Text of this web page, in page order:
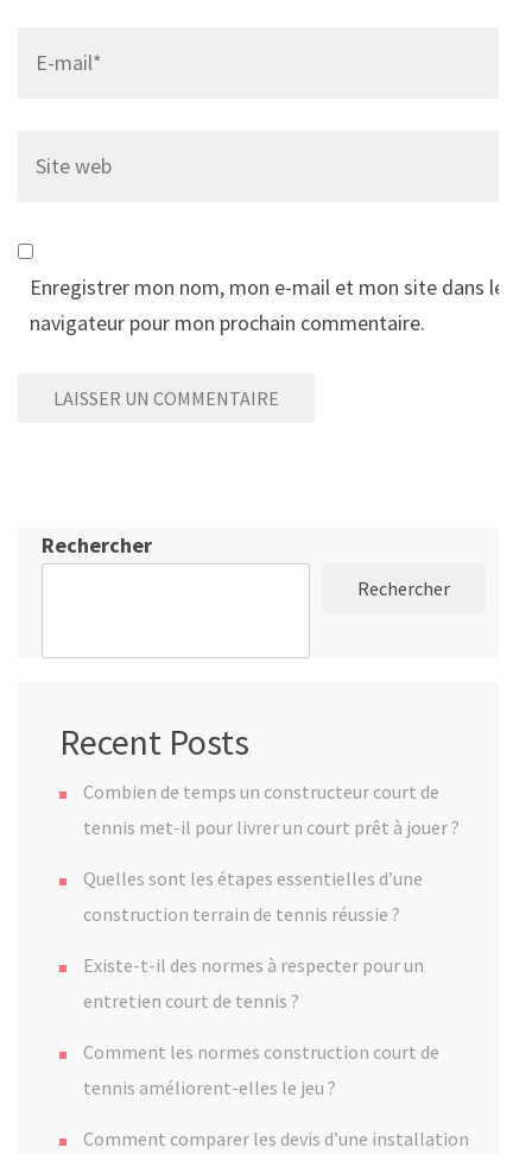
web
Enregistrer mon nom, mon e-mail et mon site dans le
navigateur pour mon prochain commentaire.
Rechercher
Rechercher
Recent Posts
Combien de temps un constructeur court de
tennis met-il pour livrer un court prêt à jouer ?
Quelles sont les étapes essentielles d’une
construction terrain de tennis réussie ?
Existe-t-il des normes à respecter pour un
entretien court de tennis ?
Comment les normes construction court de
tennis améliorent-elles le jeu ?
Comment comparer les devis d’une installation